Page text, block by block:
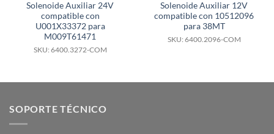
Solenoide Auxiliar 24V
compatible con
U001X33372 para
M009T61471
SKU: 6400.3272-COM
Solenoide Auxiliar 12V
compatible con 10512096
para 38MT
SKU: 6400.2096-COM
SOPORTE TÉCNICO